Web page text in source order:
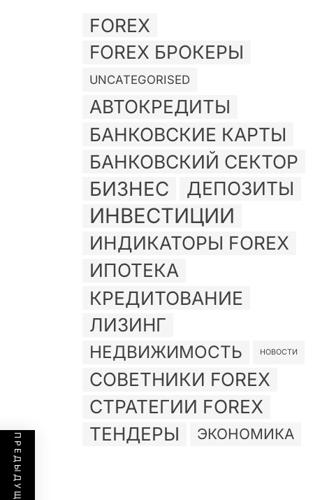
FOREX
FOREX БРОКЕРЫ
UNCATEGORISED
АВТОКРЕДИТЫ
БАНКОВСКИЕ КАРТЫ
БАНКОВСКИЙ СЕКТОР
БИЗНЕС ДЕПОЗИТЫ
ИНВЕСТИЦИИ
ИНДИКАТОРЫ FOREX
ИПОТЕКА
КРЕДИТОВАНИЕ
ЛИЗИНГ
НЕДВИЖИМОСТЬ НОВОСТИ
СОВЕТНИКИ FOREX
СТРАТЕГИИ FOREX
ТЕНДЕРЫ
ЭКОНОМИКА